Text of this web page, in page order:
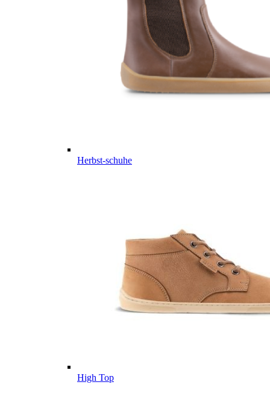
Herbst-schuhe
High Top